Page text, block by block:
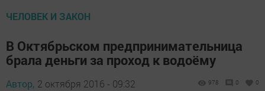
ЧЕЛОВЕК И ЗАКОН
В Октябрьском предпринимательница
брала деньги за проход к водоёму
Автор, 2 октября 2016 - 09:32 978 0 0